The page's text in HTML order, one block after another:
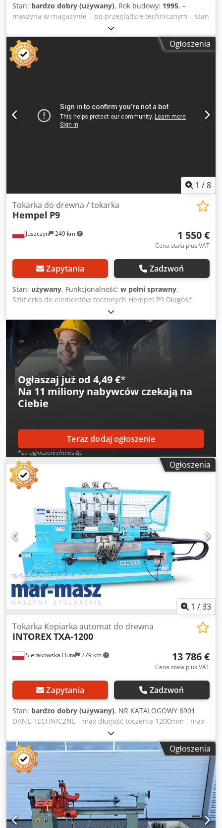
Stan: bardzo dobry (używany), Rok budowy: 1995, –
maszyna w magazynie – po przeglądzie technicznym – stan
bardzo dobry – rok produkcji 1995 PARAMETRY
TECHNICZNE: – długość toczenia max 1300 mm – średnica
toczenia 120 mm – trzy noże dolne – pięć noży górnych –
podtrzymka – sterowanie nożami hydrauliczne –
automatyczne sterowanie – magazynek Csdped Rkkzsfx Ag
Ogłoszenia
1 /8
Juszczyn 249 km
Tokarka do drewna / tokarka
Hempel P9
1 550 €
Cena stała plus VAT
Zapytania Zadzwoń
Stan: używany, Funkcjonalność: w pełni sprawny,
Szlifierka do elementów toczonych Hempel P9 Długość
robocza 900mm Średnica szlifowania max 100mm
Crodpfxjzlcvpj Ag Usf Szlifowanie za pomocą szczotek z
Ogłaszaj już od 4,49 €*
Na 11 miliony nabywców czekają na
Ciebie
Teraz dodaj ogłoszenie
*za ogłoszenie/miesiąc
Ogłoszenia
1 /33
Sierakowska Huta 279 km
Tokarka Kopiarka automat do drewna
INTOREXTXA-1200
13 786 €
Cena stała plus VAT
Zapytania Zadzwoń
Stan: bardzo dobry (używany), NR KATALOGOWY 6901
DANE TECHNICZNE - max długość toczenia 1200mm - max
średnica toczenia 210mm - max średnica toczenia ze
standardową podtrzymką 90mm - max wymiar
kwadratowego materiału do toczenia z automatycznym
podawaniem 100mm - 3 kopiarki hydrauliczne - dodatkowe
3 noże na tłokach hydraulicznych ( założone 2szt) - 4
rodzaje obrotów wrzeciona Credpszlr Izofx Ag Ujf -
automatyczna lub ręczna praca maszyny - silnik wrzeciona
wrzeciennika 9kW - silnik pompy hydraulicznej 3kW -
średnica króćca odciągu 90mm - wymiary do transportu
dł/szer/wys 3700x2100x2000mm - waga około 3000kg
Ogłoszenia